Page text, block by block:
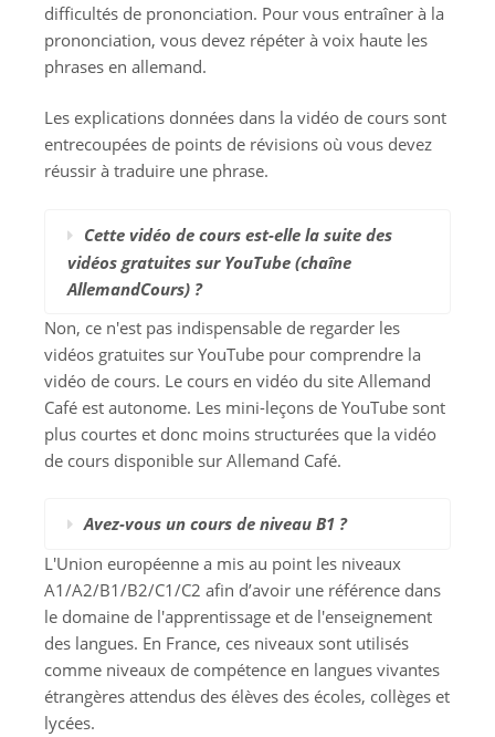
difficultés de prononciation. Pour vous entraîner à la
prononciation, vous devez répéter à voix haute les
phrases en allemand.
Les explications données dans la vidéo de cours sont
entrecoupées de points de révisions où vous devez
réussir à traduire une phrase.
Cette vidéo de cours est-elle la suite des
vidéos gratuites sur YouTube (chaîne
AllemandCours) ?
Non, ce n'est pas indispensable de regarder les
vidéos gratuites sur YouTube pour comprendre la
vidéo de cours. Le cours en vidéo du site Allemand
Café est autonome. Les mini-leçons de YouTube sont
plus courtes et donc moins structurées que la vidéo
de cours disponible sur Allemand Café.
Avez-vous un cours de niveau B1 ?
L'Union européenne a mis au point les niveaux
A1/A2/B1/B2/C1/C2 afin d’avoir une référence dans
le domaine de l'apprentissage et de l'enseignement
des langues. En France, ces niveaux sont utilisés
comme niveaux de compétence en langues vivantes
étrangères attendus des élèves des écoles, collèges et
lycées.